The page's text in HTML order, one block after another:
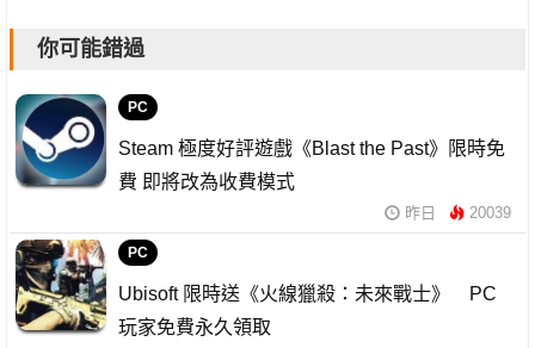
你可能錯過
PC
Steam 極度好評遊戲《Blast the Past》限時免
費 即將改為收費模式
昨日 20039
PC
Ubisoft 限時送《火線獵殺：未來戰士》 PC
玩家免費永久領取